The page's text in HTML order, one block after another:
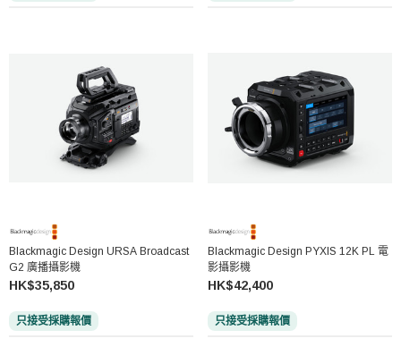
Blackmagic Design URSA Broadcast
G2 廣播攝影機
HK$35,850
只接受採購報價
Blackmagic Design PYXIS 12K PL 電
影攝影機
HK$42,400
只接受採購報價